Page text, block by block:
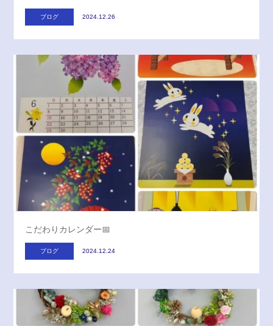
ブログ 2024.12.26
こだわりカレンダー📅
ブログ 2024.12.24